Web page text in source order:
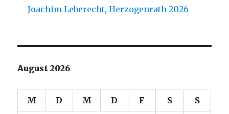
Joachim Leberecht, Herzogenrath 2026
August 2026
M D M D F S S